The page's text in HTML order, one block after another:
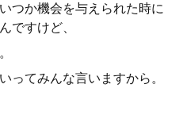
つか機会を与えられた時に
ですけど、
ってみんな言いますから。